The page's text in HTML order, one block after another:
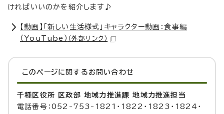
ければいいのかを紹介します♪
【動画】「新しい生活様式」キャラクター動画：食事編
（YouTube） （外部リンク）
このページに関する お問い合わせ
千種区役所 区政部 地域力推進課 地域力推進担当
電話番号：052-753-1821・1822・1823・1824・